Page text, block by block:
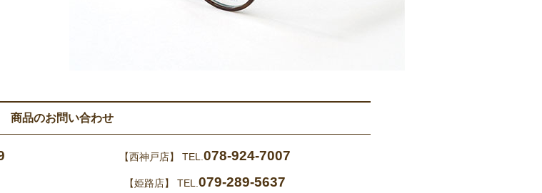
商品のお問い合わせ
【西神戸店】 TEL.078-924-7007
【姫路店】 TEL.079-289-5637